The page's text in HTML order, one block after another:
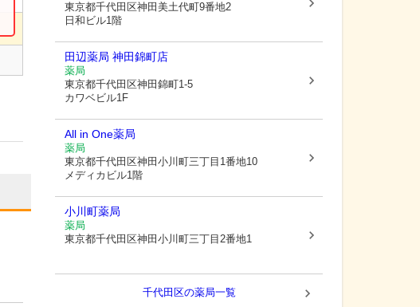
東京都千代田区神田美土代町9番地2
日和ビル1階
田辺薬局 神田錦町店
薬局
東京都千代田区神田錦町1-5
カワベビル1F
All in One薬局
薬局
東京都千代田区神田小川町三丁目1番地10
メディカビル1階
小川町薬局
薬局
東京都千代田区神田小川町三丁目2番地1
千代田区の薬局一覧